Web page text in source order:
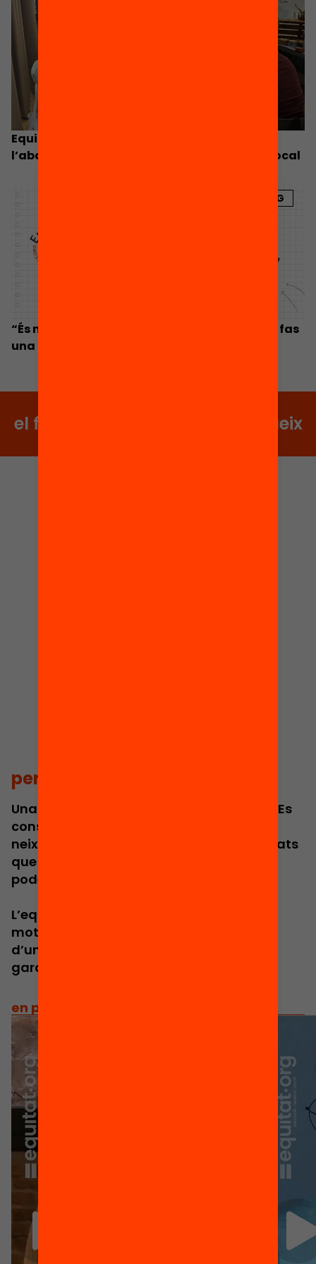
Equitat.org impulsa una agenda contra
l’abandonament escolar de la mà del món local
BLOG
“És molt potent veure que el voluntariat que fas
una hora a la setmana té algun impacte”
el futur no s’espera, es construeix
per què equitat
Una societat justa no es construeix sola. Es
construeix quan decidim que el lloc on
neixes no ha de determinar les oportunitats
que tindràs. I l’educació és l’eina més
poderosa per fer-ho possible.
L’equitat és més que una aspiració: és el
motor del progrés col·lectiu, el fonament
d’una democràcia sòlida i la millor
garantia de futur.
en primera persona